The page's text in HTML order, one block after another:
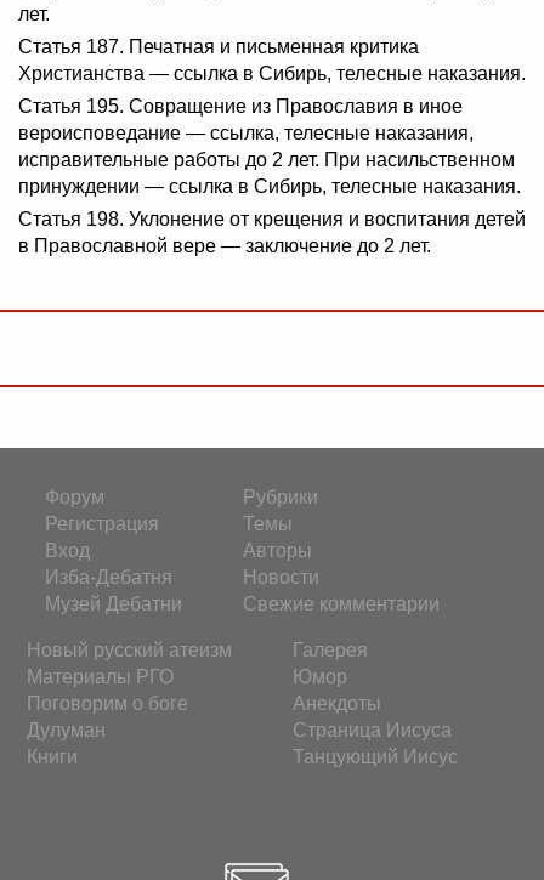
лет.
Статья 187. Печатная и письменная критика
Христианства — ссылка в Сибирь, телесные наказания.
Статья 195. Совращение из Православия в иное
вероисповедание — ссылка, телесные наказания,
исправительные работы до 2 лет. При насильственном
принуждении — ссылка в Сибирь, телесные наказания.
Статья 198. Уклонение от крещения и воспитания детей
в Православной вере — заключение до 2 лет.
Форум
Регистрация
Вход
Изба-Дебатня
Музей Дебатни
Рубрики
Темы
Авторы
Новости
Свежие комментарии
Новый русский атеизм
Материалы РГО
Поговорим о боге
Дулуман
Книги
Галерея
Юмор
Анекдоты
Страница Иисуса
Танцующий Иисус